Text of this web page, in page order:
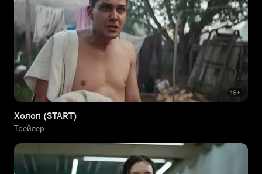
Холоп (START)
Трейлер